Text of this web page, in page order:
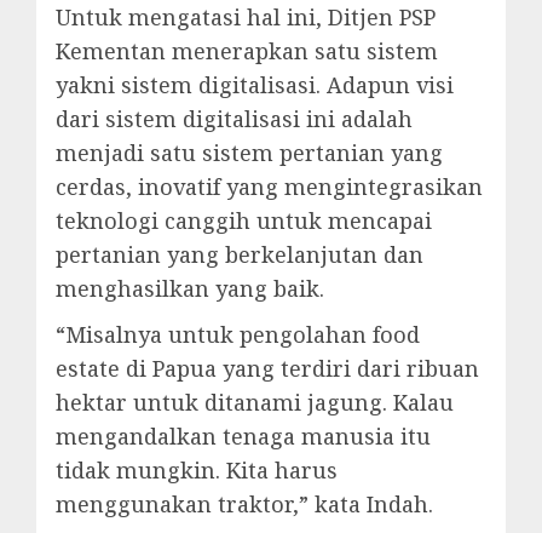
Untuk mengatasi hal ini, Ditjen PSP
Kementan menerapkan satu sistem
yakni sistem digitalisasi. Adapun visi
dari sistem digitalisasi ini adalah
menjadi satu sistem pertanian yang
cerdas, inovatif yang mengintegrasikan
teknologi canggih untuk mencapai
pertanian yang berkelanjutan dan
menghasilkan yang baik.
“Misalnya untuk pengolahan food
estate di Papua yang terdiri dari ribuan
hektar untuk ditanami jagung. Kalau
mengandalkan tenaga manusia itu
tidak mungkin. Kita harus
menggunakan traktor,” kata Indah.